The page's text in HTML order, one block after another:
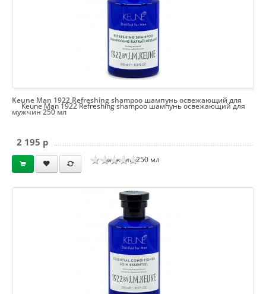
Keune Man 1922 Refreshing shampoo шампунь освежающий для
мужчин 250 мл
Keune Man 1922 Refreshing shampoo шампунь освежающий для
мужчин 250 мл
2 195 p